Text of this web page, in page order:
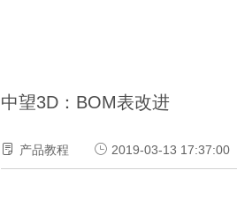
中望3D：BOM表改进
产品教程 2019-03-13 17:37:00